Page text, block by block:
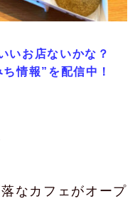
いお店ないかな？
情報”を配信中！
なカフェがオープ